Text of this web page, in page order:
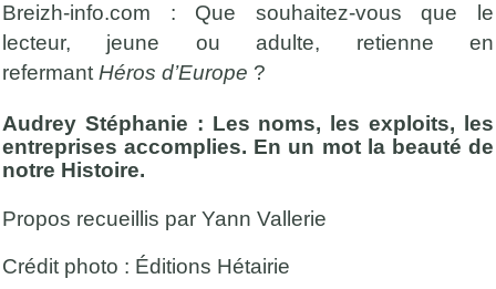
Breizh-info.com : Que souhaitez-vous que le
lecteur, jeune ou adulte, retienne en
refermant Héros d’Europe ?
Audrey Stéphanie : Les noms, les exploits, les
entreprises accomplies. En un mot la beauté de
notre Histoire.
Propos recueillis par Yann Vallerie
Crédit photo : Éditions Hétairie